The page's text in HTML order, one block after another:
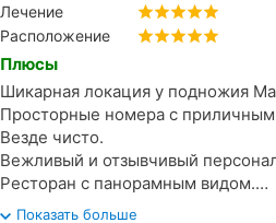
Лечение
Расположение
Плюсы
Шикарная локация у подножия
Просторные номера с
Везде чисто.
Вежливый и отзывчивый
Ресторан с панорамным видом.
Просторный бассейн.
Показать больше